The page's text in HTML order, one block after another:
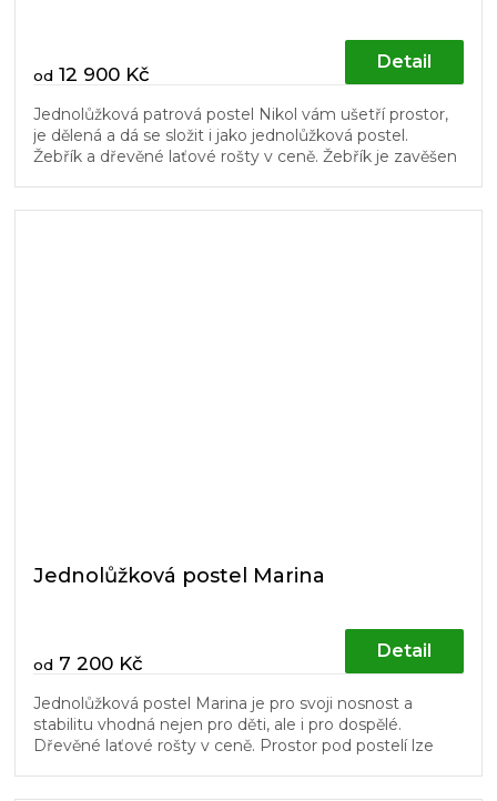
od 12 900 Kč
Detail
Jednolůžková patrová postel Nikol vám ušetří prostor,
je dělená a dá se složit i jako jednolůžková postel.
Žebřík a dřevěné laťové rošty v ceně. Žebřík je zavěšen
Jednolůžková postel Marina
od 7 200 Kč
Detail
Jednolůžková postel Marina je pro svoji nosnost a
stabilitu vhodná nejen pro děti, ale i pro dospělé.
Dřevěné laťové rošty v ceně. Prostor pod postelí lze